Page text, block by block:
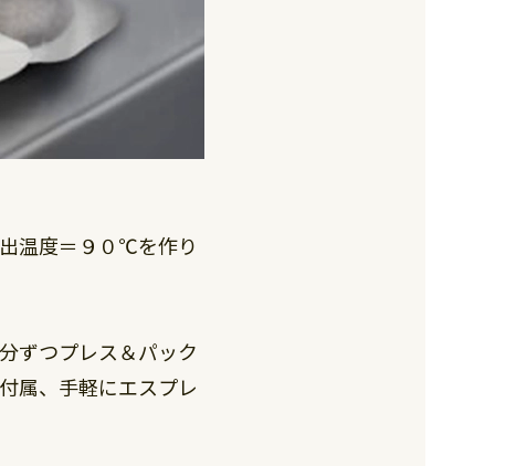
温度＝９０℃を作り
ずつプレス＆パック
属、手軽にエスプレ